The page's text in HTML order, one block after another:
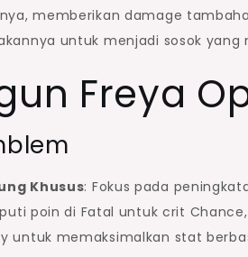
memberikan damage
untuk menjadi sosok
Freya
Khusus: Fokus pada
poin di Fatal untuk crit
untuk memaksimalkan stat